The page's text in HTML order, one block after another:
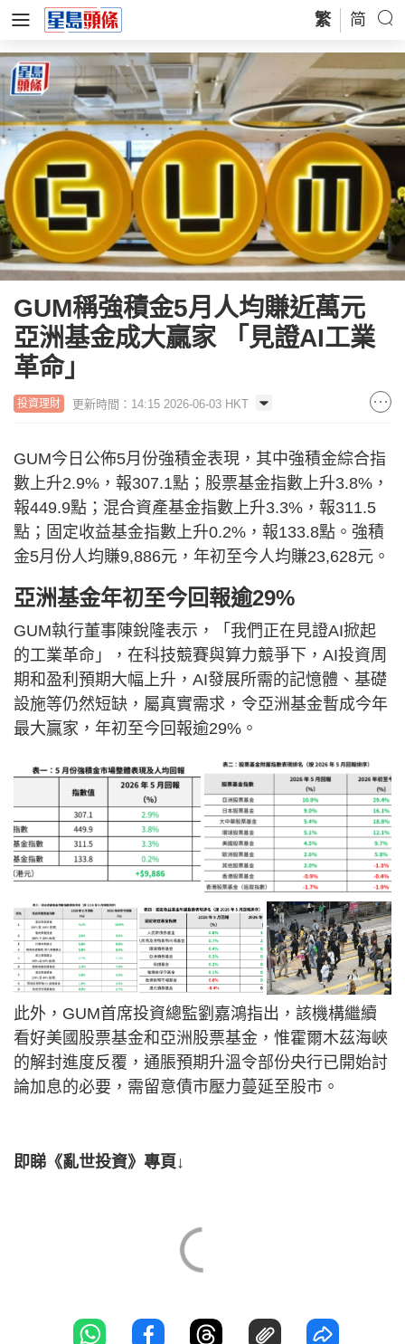
繁 简
GUM稱強積金5月人均賺近萬元
亞洲基金成大贏家 「見證AI工業
革命」
投資理財 更新時間：14:15 2026-06-03 HKT
GUM今日公佈5月份強積金表現，其中強積金綜合指
數上升2.9%，報307.1點；股票基金指數上升3.8%，
報449.9點；混合資產基金指數上升3.3%，報311.5
點；固定收益基金指數上升0.2%，報133.8點。強積
金5月份人均賺9,886元，年初至今人均賺23,628元。
亞洲基金年初至今回報逾29%
GUM執行董事陳銳隆表示，「我們正在見證AI掀起
的工業革命」，在科技競賽與算力競爭下，AI投資周
期和盈利預期大幅上升，AI發展所需的記憶體、基礎
設施等仍然短缺，屬真實需求，令亞洲基金暫成今年
最大贏家，年初至今回報逾29%。
此外，GUM首席投資總監劉嘉鴻指出，該機構繼續
看好美國股票基金和亞洲股票基金，惟霍爾木茲海峽
的解封進度反覆，通脹預期升溫令部份央行已開始討
論加息的必要，需留意債市壓力蔓延至股市。
即睇《亂世投資》專頁↓